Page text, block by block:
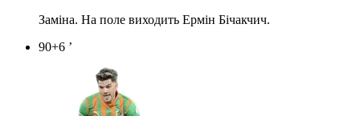
Заміна. На поле виходить Ермін Бічакчич.
90+6 ’